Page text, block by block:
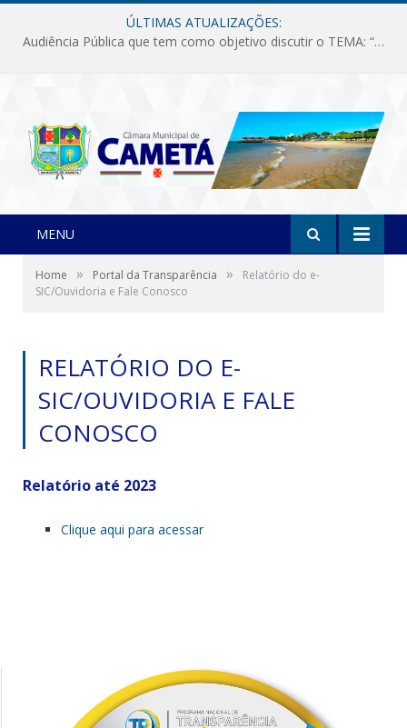
ÚLTIMAS ATUALIZAÇÕES:
Audiência Pública que tem como objetivo discutir o TEMA: “Fornecimento de Energia Elétrica em Debate: Tarifas, Qualidade e Atendimento dos Serviços”
MENU
Home » Portal da Transparência »
Relatório do e-
SIC/Ouvidoria e Fale Conosco
RELATÓRIO DO E-
SIC/OUVIDORIA E FALE
CONOSCO
Relatório até 2023
Clique aqui para acessar